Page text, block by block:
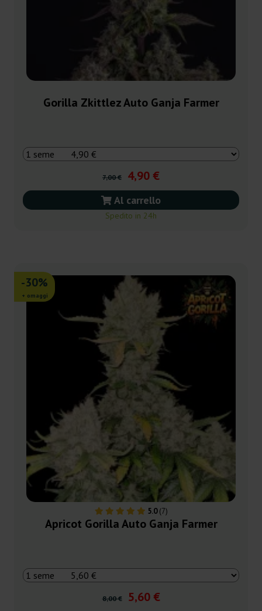
Gorilla Zkittlez Auto Ganja Farmer
7,00 € 4,90 €
Al carrello
Spedito in 24h
5.0(7)
-30%
+ omaggi
Apricot Gorilla Auto Ganja Farmer
8,00 € 5,60 €